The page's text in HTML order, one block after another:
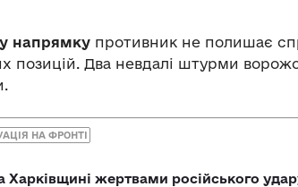
напрямку противник не полишає
позицій. Два невдалі штурми
НА ФРОНТІ
Харківщині жертвами російського